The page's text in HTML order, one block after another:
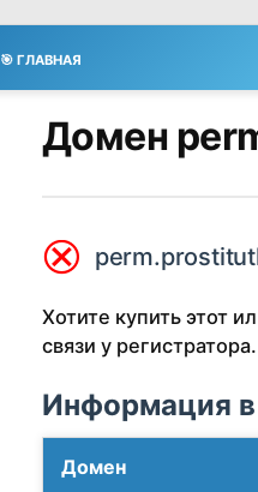
🎯 ГЛАВНАЯ
Домен
⮿
Хотите купить этот
связи у регистратора.
Информация в
Домен